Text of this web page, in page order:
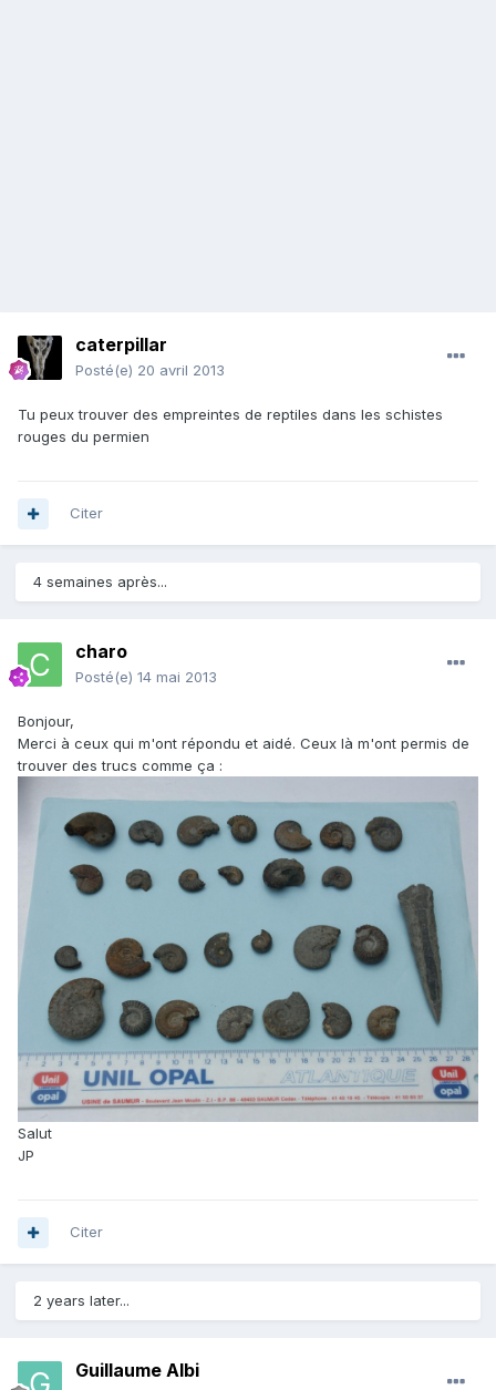
caterpillar
Posté(e) 20 avril 2013
Tu peux trouver des empreintes de reptiles dans les schistes
rouges du permien
Citer
4 semaines après...
charo
Posté(e) 14 mai 2013
Bonjour,
Merci à ceux qui m'ont répondu et aidé. Ceux là m'ont permis de
trouver des trucs comme ça :
Salut
JP
Citer
2 years later...
Guillaume Albi